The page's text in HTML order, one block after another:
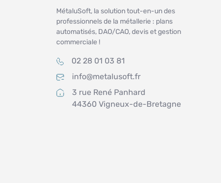
MétaluSoft, la solution tout-en-un des
professionnels de la métallerie : plans
automatisés, DAO/CAO, devis et gestion
commerciale !
02 28 01 03 81
info@metalusoft.fr
3 rue René Panhard
44360 Vigneux-de-Bretagne